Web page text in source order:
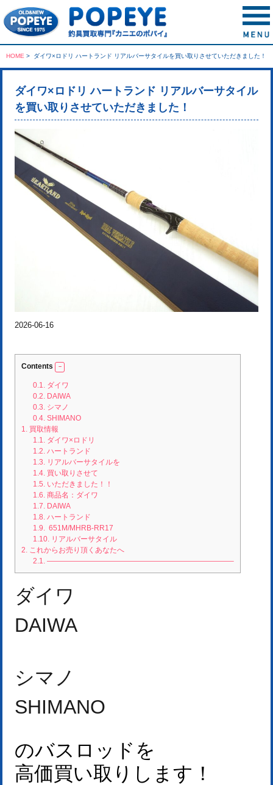
HOME > ダイワ×ロドリ ハートランド リアルバーサタイルを買い取りさせていただきました！
ダイワ×ロドリ ハートランド リアルバーサタイル
を買い取りさせていただきました！
2026-06-16
Contents
0.1.ダイワ
0.2.DAIWA
0.3.シマノ
0.4.SHIMANO
1. 買取情報
1.1.ダイワ×ロドリ
1.2.ハートランド
1.3.リアルバーサタイルを
1.4.買い取りさせて
1.5.いただきました！！
1.6.商品名：ダイワ
1.7.DAIWA
1.8.ハートランド
1.9.651M/MHRB-RR17
1.10.リアルバーサタイル
2. これからお売り頂くあなたへ
2.1.—————————————————————————–
ダイワ
DAIWA
シマノ
SHIMANO
のバスロッドを
高価買い取りします！